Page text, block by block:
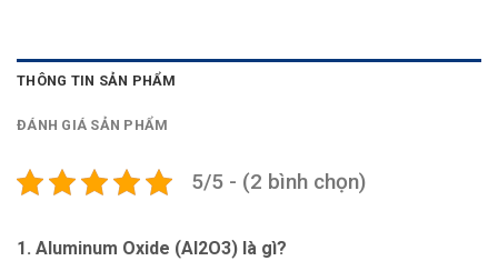
THÔNG TIN SẢN PHẨM
ĐÁNH GIÁ SẢN PHẨM
5/5 - (2 bình chọn)
1. Aluminum Oxide (Al2O3) là gì?